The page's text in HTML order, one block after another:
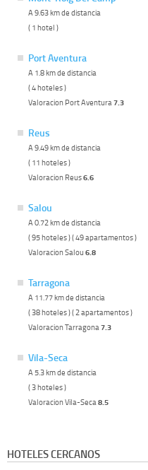
A 9.63 km de distancia
( 1 hotel )
Port Aventura
A 1.8 km de distancia
( 4 hoteles )
Valoracion Port Aventura7.3
Reus
A 9.49 km de distancia
( 11 hoteles )
Valoracion Reus6.6
Salou
A 0.72 km de distancia
( 95 hoteles ) ( 49 apartamentos )
Valoracion Salou 6.8
Tarragona
A 11.77 km de distancia
( 38 hoteles ) ( 2 apartamentos )
Valoracion Tarragona7.3
Vila-Seca
A 5.3 km de distancia
( 3 hoteles )
Valoracion Vila-Seca8.5
HOTELES CERCANOS